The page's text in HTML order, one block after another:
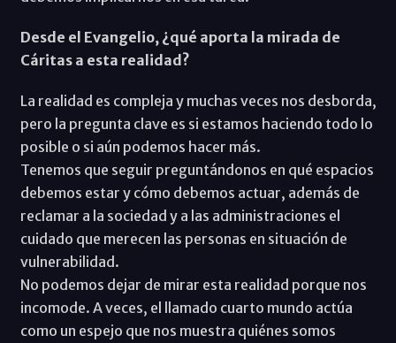
Desde el Evangelio, ¿qué aporta la mirada de
Cáritas a esta realidad?
La realidad es compleja y muchas veces nos desborda,
pero la pregunta clave es si estamos haciendo todo lo
posible o si aún podemos hacer más.
Tenemos que seguir preguntándonos en qué espacios
debemos estar y cómo debemos actuar, además de
reclamar a la sociedad y a las administraciones el
cuidado que merecen las personas en situación de
vulnerabilidad.
No podemos dejar de mirar esta realidad porque nos
incomode. A veces, el llamado cuarto mundo actúa
como un espejo que nos muestra quiénes somos